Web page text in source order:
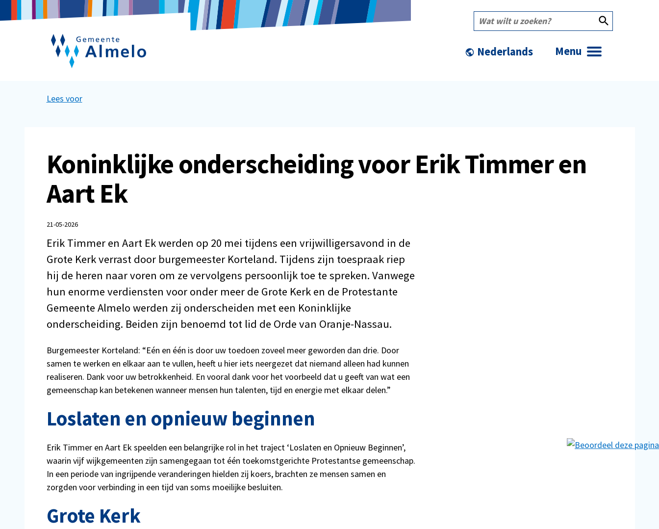
Menu
Wat
wilt
zoeken?
Lees voor
Koninklijke onderscheiding voor Erik Timmer en
Aart Ek
21-05-2026
Erik Timmer en Aart Ek werden op 20 mei tijdens een vrijwilligersavond in de
Grote Kerk verrast door burgemeester Korteland. Tijdens zijn toespraak riep
hij de heren naar voren om ze vervolgens persoonlijk toe te spreken. Vanwege
hun enorme verdiensten voor onder meer de Grote Kerk en de Protestante
Gemeente Almelo werden zij onderscheiden met een Koninklijke
onderscheiding. Beiden zijn benoemd tot lid de Orde van Oranje-Nassau.
Burgemeester Korteland: “Eén en één is door uw toedoen zoveel meer geworden dan drie. Door
samen te werken en elkaar aan te vullen, heeft u hier iets neergezet dat niemand alleen had kunnen
realiseren. Dank voor uw betrokkenheid. En vooral dank voor het voorbeeld dat u geeft van wat een
gemeenschap kan betekenen wanneer mensen hun talenten, tijd en energie met elkaar delen.”
Loslaten en opnieuw beginnen
Erik Timmer en Aart Ek speelden een belangrijke rol in het traject ‘Loslaten en Opnieuw Beginnen’,
waarin vijf wijkgemeenten zijn samengegaan tot één toekomstgerichte Protestantse gemeenschap.
In een periode van ingrijpende veranderingen hielden zij koers, brachten ze mensen samen en
zorgden voor verbinding in een tijd van soms moeilijke besluiten.
Grote Kerk